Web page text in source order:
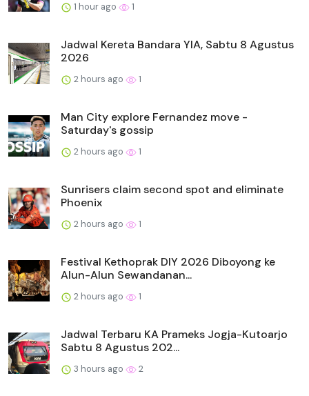
1 hour ago 1
Jadwal Kereta Bandara YIA, Sabtu 8 Agustus
2026
2 hours ago 1
Man City explore Fernandez move -
Saturday's gossip
2 hours ago 1
Sunrisers claim second spot and eliminate
Phoenix
2 hours ago 1
Festival Kethoprak DIY 2026 Diboyong ke
Alun-Alun Sewandanan...
2 hours ago 1
Jadwal Terbaru KA Prameks Jogja-Kutoarjo
Sabtu 8 Agustus 202...
3 hours ago 2